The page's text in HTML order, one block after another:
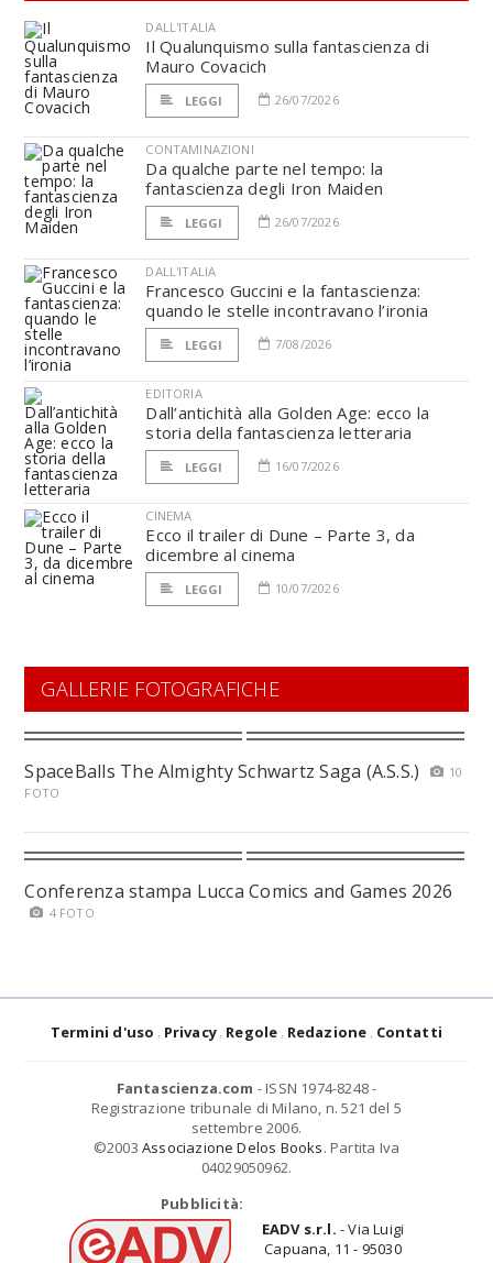
DALL'ITALIA
Il Qualunquismo sulla fantascienza di
Mauro Covacich
LEGGI 26/07/2026
CONTAMINAZIONI
Da qualche parte nel tempo: la
fantascienza degli Iron Maiden
LEGGI 26/07/2026
DALL'ITALIA
Francesco Guccini e la fantascienza:
quando le stelle incontravano l’ironia
LEGGI 7/08/2026
EDITORIA
Dall’antichità alla Golden Age: ecco la
storia della fantascienza letteraria
LEGGI 16/07/2026
CINEMA
Ecco il trailer di Dune – Parte 3, da
dicembre al cinema
LEGGI 10/07/2026
GALLERIE FOTOGRAFICHE
SpaceBalls The Almighty Schwartz Saga (A.S.S.)
10
FOTO
Conferenza stampa Lucca Comics and Games 2026
4 FOTO
Termini d'uso Privacy Regole Redazione Contatti
Fantascienza.com - ISSN 1974-8248 -
Registrazione tribunale di Milano, n. 521 del 5
settembre 2006.
©2003 Associazione Delos Books. Partita Iva
04029050962.
Pubblicità:
EADV s.r.l. - Via Luigi
Capuana, 11 - 95030